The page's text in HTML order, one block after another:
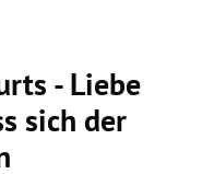
- Liebe
sich der